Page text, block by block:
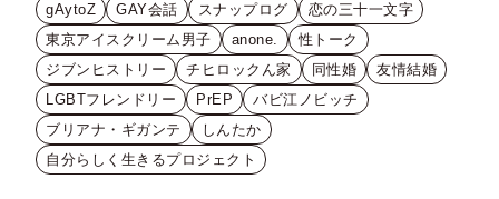
gAytoZ
GAY会話 スナップログ
恋の三十一文字
東京アイスクリーム男子
anone.
性トーク
ジブンヒストリー
チヒロックん家 同性婚
友情結婚
LGBTフレンドリー
PrEP
バビ江ノビッチ
ブリアナ・ギガンテ
しんたか
自分らしく生きるプロジェクト